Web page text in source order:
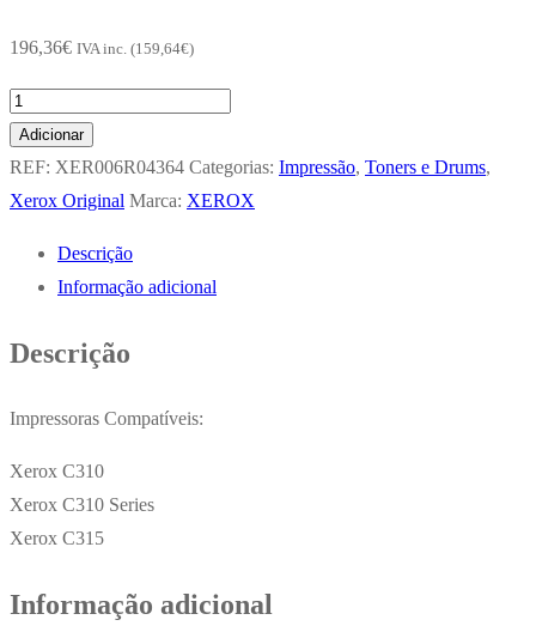
196,36€ IVA inc. (159,64€)
Quantidade
de
Toner
Xerox
006R04364
Adicionar
REF: XER006R04364 Categorias: Impressão, Toners e Drums,
Xerox Original Marca: XEROX
Descrição
Informação adicional
Descrição
Impressoras Compatíveis:
Xerox C310
Xerox C310 Series
Xerox C315
Informação adicional